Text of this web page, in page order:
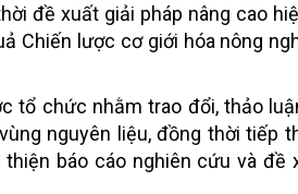
đề xuất giải pháp nâng cao
Chiến lược cơ giới hóa nông
tổ chức nhằm trao đổi, thảo
nguyên liệu, đồng thời tiếp
báo cáo nghiên cứu và đề